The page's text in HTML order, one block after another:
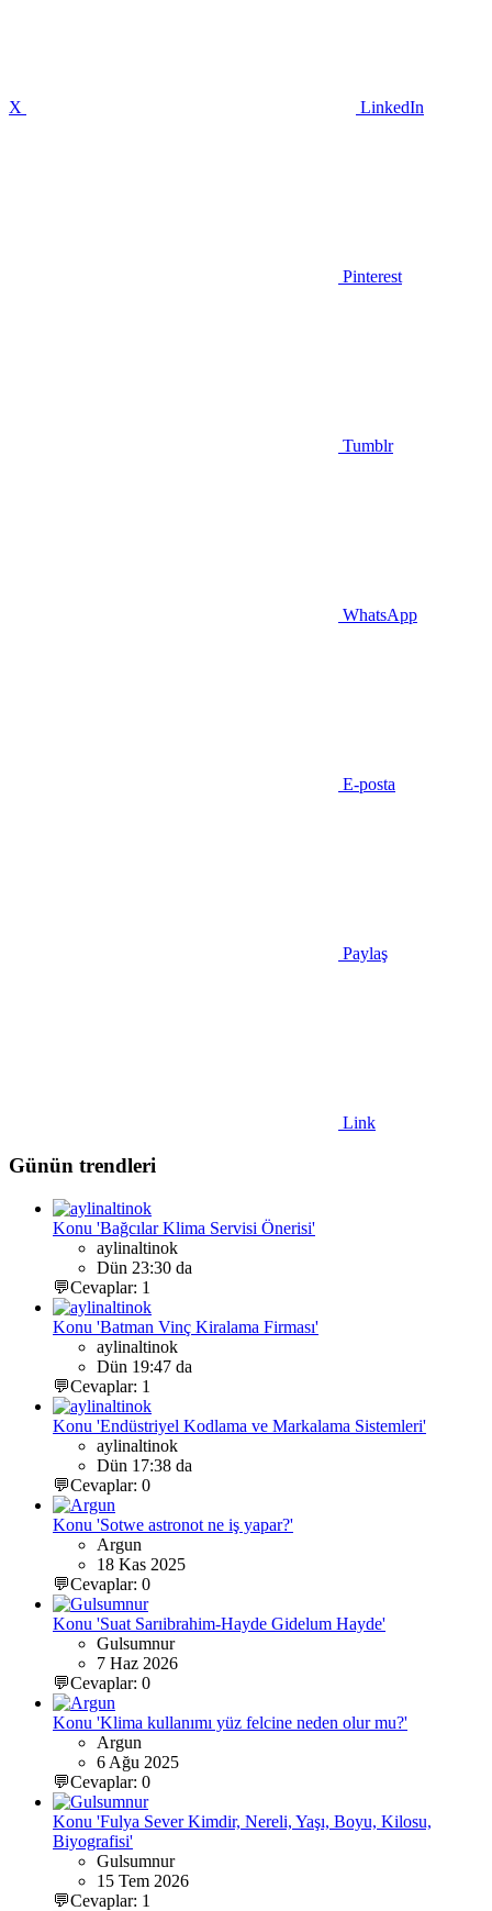
X LinkedIn
Pinterest
Tumblr
WhatsApp
E-posta
Paylaş
Link
Günün trendleri
Konu 'Bağcılar Klima Servisi Önerisi'
aylinaltinok
Dün 23:30 da
💬Cevaplar: 1
Konu 'Batman Vinç Kiralama Firması'
aylinaltinok
Dün 19:47 da
💬Cevaplar: 1
Konu 'Endüstriyel Kodlama ve Markalama Sistemleri'
aylinaltinok
Dün 17:38 da
💬Cevaplar: 0
Konu 'Sotwe astronot ne iş yapar?'
Argun
18 Kas 2025
💬Cevaplar: 0
Konu 'Suat Sarıibrahim-Hayde Gidelum Hayde'
Gulsumnur
7 Haz 2026
💬Cevaplar: 0
Konu 'Klima kullanımı yüz felcine neden olur mu?'
Argun
6 Ağu 2025
💬Cevaplar: 0
Konu 'Fulya Sever Kimdir, Nereli, Yaşı, Boyu, Kilosu,
Biyografisi'
Gulsumnur
15 Tem 2026
💬Cevaplar: 1